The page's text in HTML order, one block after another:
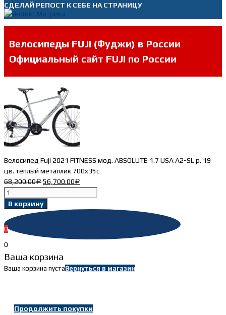
СДЕЛАЙ РЕПОСТ К СЕБЕ НА СТРАНИЦУ
Велосипеды FUJI (Фуджи) в России
Официальный сайт FUJI по России
Велосипед Fuji 2021 FITNESS мод. ABSOLUTE 1.7 USA A2-SL р. 19
цв. теплый металлик 700x35c
68,200.00Р 56,700.00 Р
Количество
товара
Велосипед
Fuji
2021
FITNESS
мод.
ABSOLUTE
В корзину
0
0
Ваша корзина
Ваша корзина пустаВернуться в магазин
Продолжить покупки